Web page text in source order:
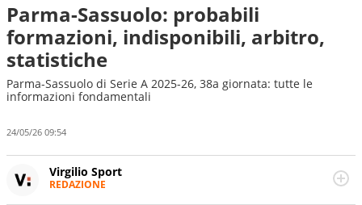
Parma-Sassuolo: probabili
formazioni, indisponibili, arbitro,
statistiche
Parma-Sassuolo di Serie A 2025-26, 38a giornata: tutte le
informazioni fondamentali
24/05/26 09:54
Virgilio Sport
REDAZIONE